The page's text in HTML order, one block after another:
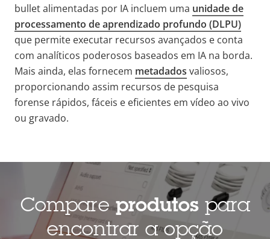
bullet alimentadas por IA incluem uma unidade de
processamento de aprendizado profundo (DLPU)
que permite executar recursos avançados e conta
com analíticos poderosos baseados em IA na borda.
Mais ainda, elas fornecem metadados valiosos,
proporcionando assim recursos de pesquisa
forense rápidos, fáceis e eficientes em vídeo ao vivo
ou gravado.
Compareprodutospara
encontrar a opção